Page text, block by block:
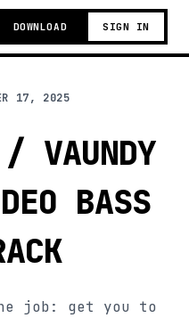
DOWNLOAD SIGN IN
17, 2025
VAUNDY
BASS
job: get you to